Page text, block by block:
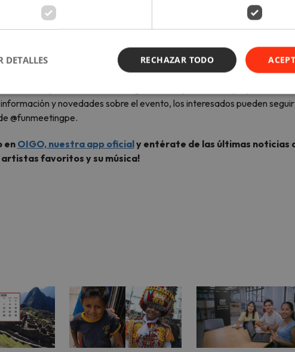
de 2026 en el Teatro Fénix. Las entradas ya se encuentran
en Lima el próximo 21 de junio de 2026 en Duomo Costa 21,
de Teleticket.
más queridas de toda una generación y descubrir qué pasó con sus
y novedades sobre el evento, los interesados pueden seguir
@funmeetingpe.
en OIGO, nuestra app oficialy entérate de las últimas noticias
favoritos y su música!
RECHAZAR TODO
DETALLES